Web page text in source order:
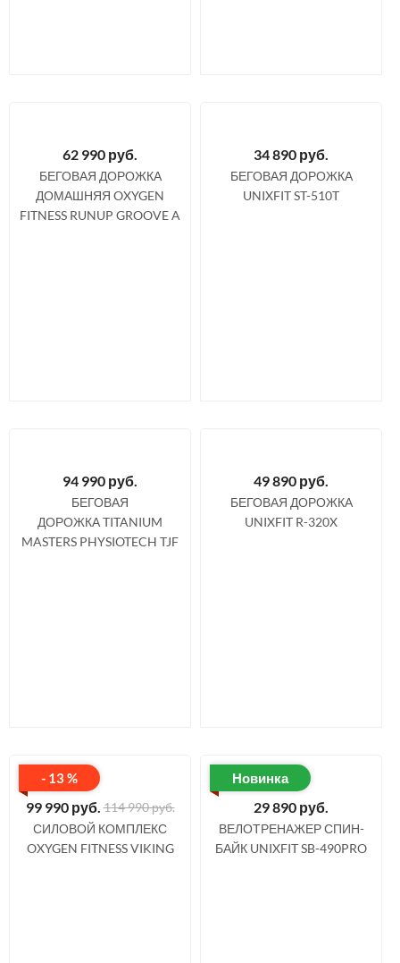
62 990 руб.
БЕГОВАЯ ДОРОЖКА
ДОМАШНЯЯ OXYGEN
FITNESS RUNUP GROOVE A
34 890 руб.
БЕГОВАЯ ДОРОЖКА
UNIXFIT ST-510T
94 990 руб.
БЕГОВАЯ
ДОРОЖКА TITANIUM
MASTERS PHYSIOTECH TJF
49 890 руб.
БЕГОВАЯ ДОРОЖКА
UNIXFIT R-320X
- 13 %
99 990 руб. 114 990 руб.
СИЛОВОЙ КОМПЛЕКС
OXYGEN FITNESS VIKING
Новинка
29 890 руб.
ВЕЛОТРЕНАЖЕР СПИН-
БАЙК UNIXFIT SB-490PRO